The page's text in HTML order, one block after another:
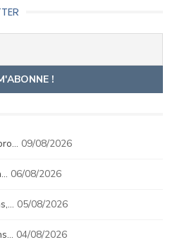
09/08/2026
06/08/2026
05/08/2026
04/08/2026